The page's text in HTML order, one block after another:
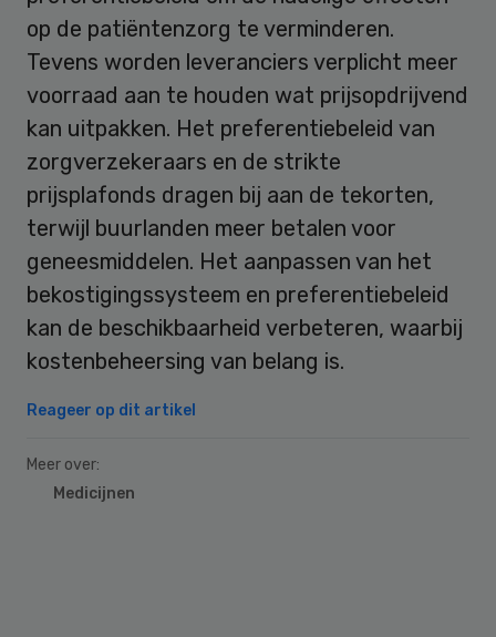
op de patiëntenzorg te verminderen.
Tevens worden leveranciers verplicht meer
voorraad aan te houden wat prijsopdrijvend
kan uitpakken. Het preferentiebeleid van
zorgverzekeraars en de strikte
prijsplafonds dragen bij aan de tekorten,
terwijl buurlanden meer betalen voor
geneesmiddelen. Het aanpassen van het
bekostigingssysteem en preferentiebeleid
kan de beschikbaarheid verbeteren, waarbij
kostenbeheersing van belang is.
Reageer op dit artikel
Meer over:
Medicijnen